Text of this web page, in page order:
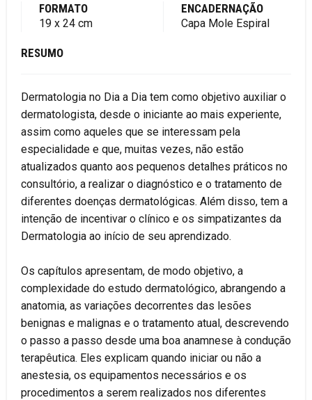
FORMATO
19 x 24 cm
ENCADERNAÇÃO
Capa Mole Espiral
RESUMO
Dermatologia no Dia a Dia tem como objetivo auxiliar o
dermatologista, desde o iniciante ao mais experiente,
assim como aqueles que se interessam pela
especialidade e que, muitas vezes, não estão
atualizados quanto aos pequenos detalhes práticos no
consultório, a realizar o diagnóstico e o tratamento de
diferentes doenças dermatológicas. Além disso, tem a
intenção de incentivar o clínico e os simpatizantes da
Dermatologia ao início de seu aprendizado.
Os capítulos apresentam, de modo objetivo, a
complexidade do estudo dermatológico, abrangendo a
anatomia, as variações decorrentes das lesões
benignas e malignas e o tratamento atual, descrevendo
o passo a passo desde uma boa anamnese à condução
terapêutica. Eles explicam quando iniciar ou não a
anestesia, os equipamentos necessários e os
procedimentos a serem realizados nos diferentes